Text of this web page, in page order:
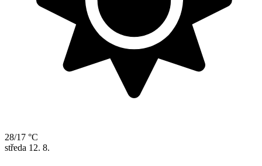
28/17 °C
středa 12. 8.